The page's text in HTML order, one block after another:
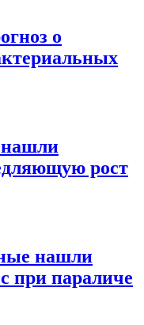
о
нашли
рост
нашли
при параличе